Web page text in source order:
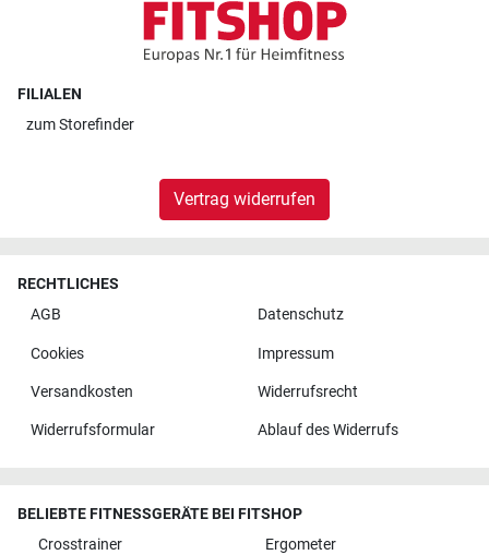
FILIALEN
zumStorefinder
Vertrag widerrufen
RECHTLICHES
AGB
Datenschutz
Cookies Impressum
Versandkosten Widerrufsrecht
Widerrufsformular Ablauf des Widerrufs
BELIEBTE FITNESSGERÄTE BEI FITSHOP
Crosstrainer
Ergometer